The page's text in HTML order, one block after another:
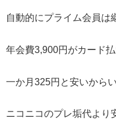
自動的にプライム会員は
年会費3,900円がカード払
一か月325円と安いから
ニコニコのプレ垢代より